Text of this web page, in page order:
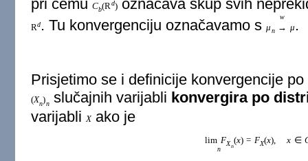
pri čemu Cb(Rd)označava skup svih
Rd. Tu konvergenciju označavamo sμn
w
→ μ .
Prisjetimo se i definicije konvergencije
(Xn)n slučajnih varijabli konvergira po
varijabli Xako je
lim
n
FXn
(x) = FX(x) x ∈